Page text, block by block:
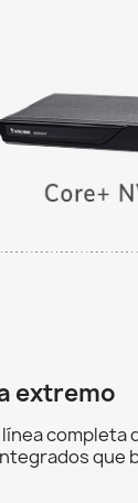
extremo